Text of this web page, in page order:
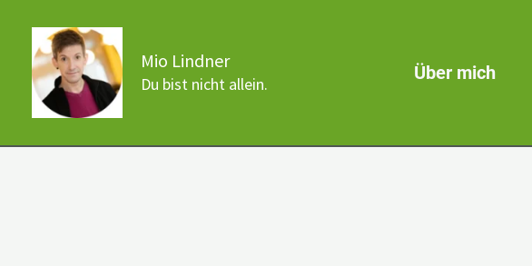
Inhalt
springen
Mio Lindner
Du bist nicht allein. Über mich